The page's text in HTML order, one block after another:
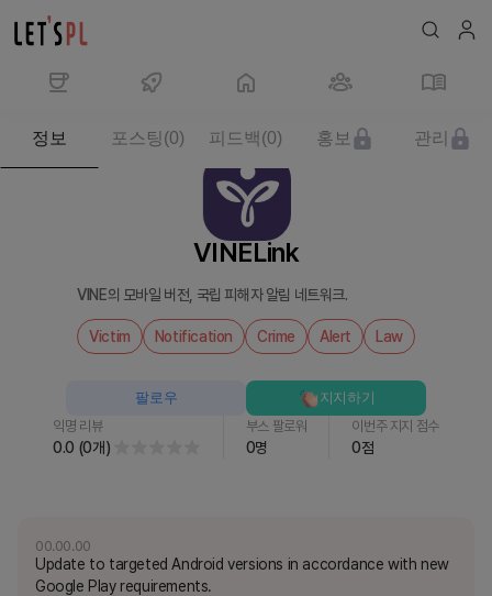
서
VINELink
VINE의 모바일 버전, 국립 피해자 알림 네트워크.
Victim Notification Crime Alert Law
익명 리뷰
0.0 (0개)
부스 팔로워
0명
이번주 지지 점수
0점
팔로우 지지하기
정보 포스팅(0) 피드백 (0) 홍보 관리
00.00.00
Update to targeted Android versions in accordance with new
Google Play requirements.